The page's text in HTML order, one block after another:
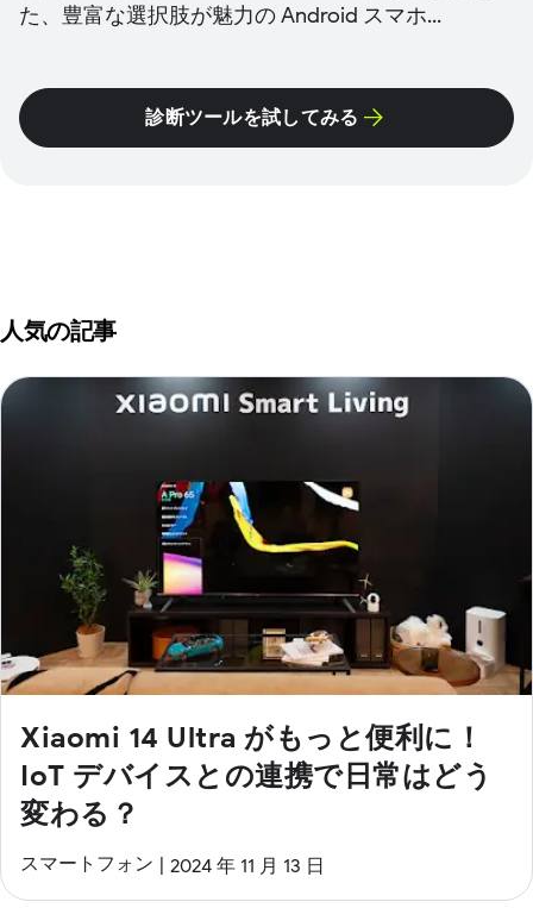
た、豊富な選択肢が魅力の Android スマホ...
診断ツールを試してみる
人気の記事
Xiaomi 14 Ultra がもっと便利に！
IoT デバイスとの連携で日常はどう
変わる？
スマートフォン 2024 年 11 月 13 日